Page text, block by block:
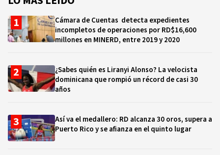
Cámara de Cuentas detecta expedientes
incompletos de operaciones por RD$16,600
millones en MINERD, entre 2019 y 2020
¿Sabes quién es Liranyi Alonso? La velocista
dominicana que rompió un récord de casi 30
años
Así va el medallero: RD alcanza 30 oros, supera a
Puerto Rico y se afianza en el quinto lugar